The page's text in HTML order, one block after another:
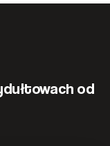
od